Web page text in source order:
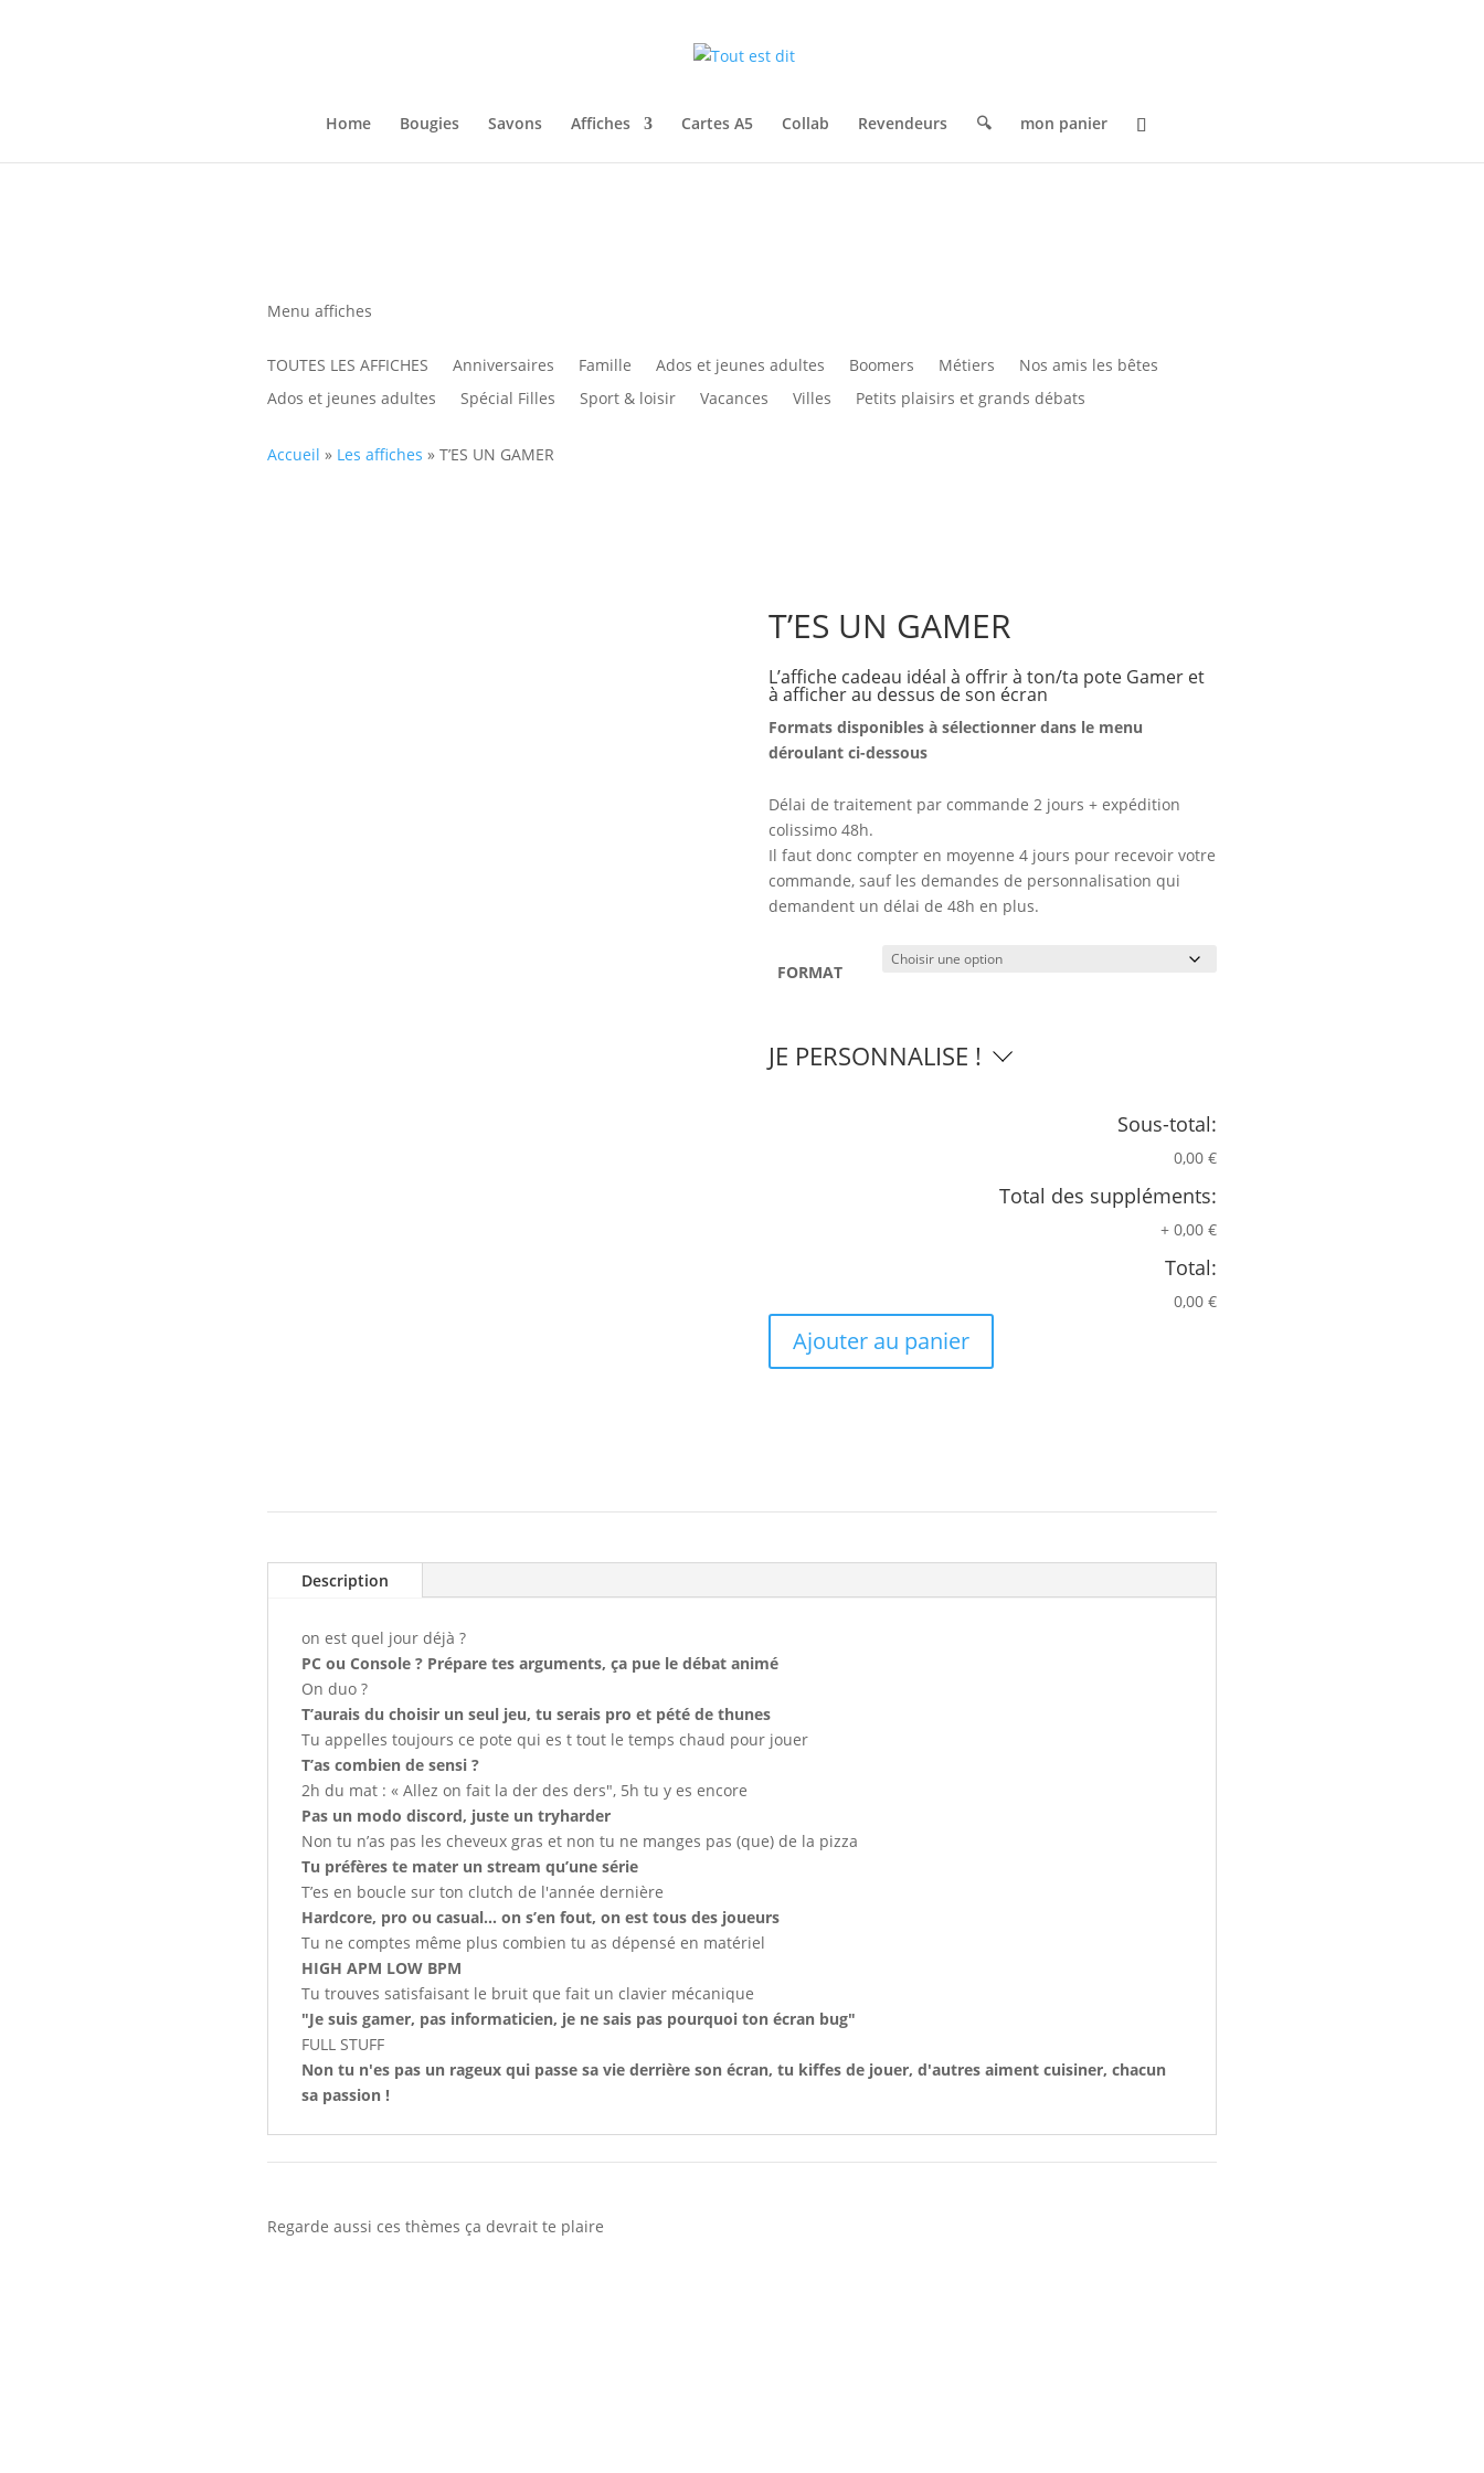
Home Bougies Savons Affiches Cartes A5 Collab Revendeurs 🔍 mon panier
Menu affiches
TOUTES LES AFFICHES Anniversaires Famille Ados et jeunes adultes Boomers Métiers
Nos amis les bêtes
Ados et jeunes adultes
Spécial Filles Sport & loisir Vacances Villes Petits plaisirs et grands débats
Accueil » Les affiches » T’ES UN GAMER
T’ES UN GAMER
L’affiche cadeau idéal à offrir à ton/ta pote Gamer et
à afficher au dessus de son écran
Formats disponibles à sélectionner dans le menu
déroulant ci-dessous
Délai de traitement par commande 2 jours + expédition
colissimo 48h.
Il faut donc compter en moyenne 4 jours pour recevoir votre
commande, sauf les demandes de personnalisation qui
demandent un délai de 48h en plus.
FORMAT
JE PERSONNALISE !
Sous-total:
0,00 €
Total des suppléments:
+0,00 €
Total:
0,00 €
Ajouter au panier
Description
on est quel jour déjà ?
PC ou Console ? Prépare tes arguments, ça pue le débat animé
On duo ?
T’aurais du choisir un seul jeu, tu serais pro et pété de thunes
Tu appelles toujours ce pote qui es t tout le temps chaud pour jouer
T’as combien de sensi ?
2h du mat : « Allez on fait la der des ders", 5h tu y es encore
Pas un modo discord, juste un tryharder
Non tu n’as pas les cheveux gras et non tu ne manges pas (que) de la pizza
Tu préfères te mater un stream qu’une série
T’es en boucle sur ton clutch de l'année dernière
Hardcore, pro ou casual... on s’en fout, on est tous des joueurs
Tu ne comptes même plus combien tu as dépensé en matériel
HIGH APM LOW BPM
Tu trouves satisfaisant le bruit que fait un clavier mécanique
"Je suis gamer, pas informaticien, je ne sais pas pourquoi ton écran bug"
FULL STUFF
Non tu n'es pas un rageux qui passe sa vie derrière son écran, tu kiffes de jouer, d'autres aiment cuisiner, chacun
sa passion !
Regarde aussi ces thèmes ça devrait te plaire